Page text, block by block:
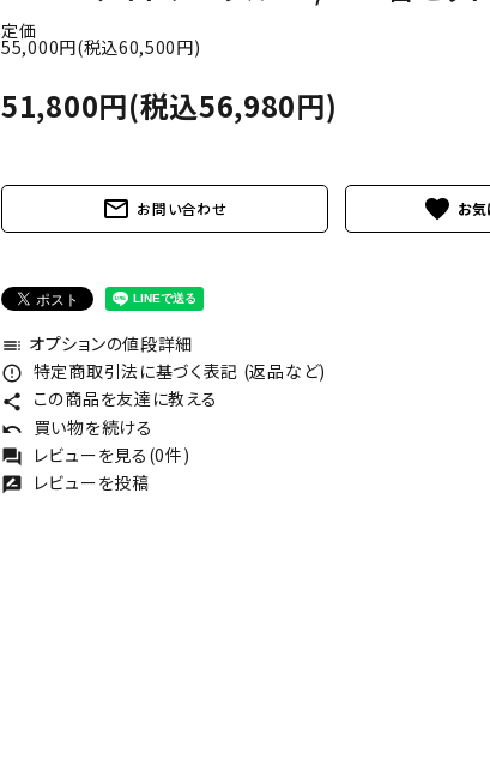
メンテナンスグッズ
定価
55,000円(税込60,500円)
51,800円(税込56,980円)
mail_outline お問い合わせ favorite
toc オプションの値段詳細
error_outline 特定商取引法に基づく表記 (返品など)
share この商品を友達に教える
undo 買い物を続ける
forum レビューを見る(0件)
rate_review レビューを投稿